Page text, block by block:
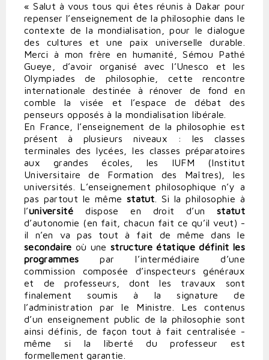
« Salut à vous tous qui êtes réunis à Dakar pour
repenser l’enseignement de la philosophie dans le
contexte de la mondialisation, pour le dialogue
des cultures et une paix universelle durable.
Merci à mon frère en humanité, Sémou Pathé
Gueye, d’avoir organisé avec l’Unesco et les
Olympiades de philosophie, cette rencontre
internationale destinée à rénover de fond en
comble la visée et l’espace de débat des
penseurs opposés à la mondialisation libérale.
En France, l’enseignement de la philosophie est
présent à plusieurs niveaux : les classes
terminales des lycées, les classes préparatoires
aux grandes écoles, les IUFM (Institut
Universitaire de Formation des Maîtres), les
universités. L’enseignement philosophique n’y a
pas partout le même statut . Si la philosophie à
l’universitédispose en droit d’unstatut
d’autonomie (en fait, chacun fait ce qu’il veut) -
il n’en va pas tout à fait de même dans le
secondaire où unestructure étatique définit les
programmes par l’intermédiaire d’une
commission composée d’inspecteurs généraux
et de professeurs, dont les travaux sont
finalement soumis à la signature de
l’administration par le Ministre. Les contenus
d’un enseignement public de la philosophie sont
ainsi définis, de façon tout à fait centralisée -
même si la liberté du professeur est
formellement garantie.